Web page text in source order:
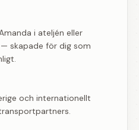
i ateljén eller
skapade för dig som
och internationellt